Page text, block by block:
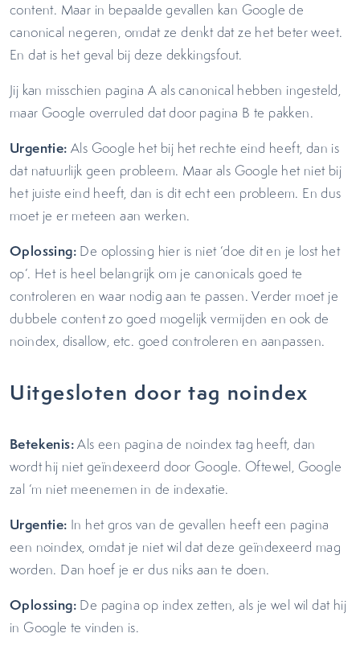
content. Maar in bepaalde gevallen kan Google de
canonical negeren, omdat ze denkt dat ze het beter weet.
En dat is het geval bij deze dekkingsfout.
Jij kan misschien pagina A als canonical hebben ingesteld,
maar Google overruled dat door pagina B te pakken.
Urgentie: Als Google het bij het rechte eind heeft, dan is
dat natuurlijk geen probleem. Maar als Google het niet bij
het juiste eind heeft, dan is dit echt een probleem. En dus
moet je er meteen aan werken.
Oplossing: De oplossing hier is niet ‘doe dit en je lost het
op’. Het is heel belangrijk om je canonicals goed te
controleren en waar nodig aan te passen. Verder moet je
dubbele content zo goed mogelijk vermijden en ook de
noindex, disallow, etc. goed controleren en aanpassen.
Uitgesloten door tag noindex
Betekenis:Als een pagina de noindex tag heeft, dan
wordt hij niet geïndexeerd door Google. Oftewel, Google
zal ‘m niet meenemen in de indexatie.
Urgentie: In het gros van de gevallen heeft een pagina
een noindex, omdat je niet wil dat deze geïndexeerd mag
worden. Dan hoef je er dus niks aan te doen.
Oplossing: De pagina op index zetten, als je wel wil dat hij
in Google te vinden is.